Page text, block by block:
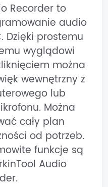
Recorder to
audio
Dzięki prostemu
wyglądowi
można
wewnętrzny z
lub
Można
cały plan
od potrzeb.
funkcje są
Audio